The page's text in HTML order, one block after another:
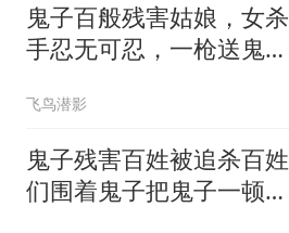
鬼子百般残害姑娘，女杀
手忍无可忍，一枪送鬼子
飞鸟潜影
鬼子残害百姓被追杀百姓
们围着鬼子把鬼子一顿暴